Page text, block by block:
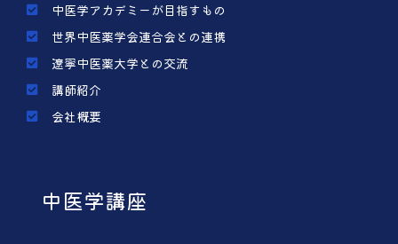
中医学アカデミーが目指すもの
世界中医薬学会連合会との連携
遼寧中医薬大学との交流
講師紹介
会社概要
中医学講座